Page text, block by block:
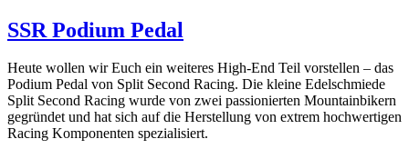
SSR Podium Pedal
Heute wollen wir Euch ein weiteres High-End Teil vorstellen – das
Podium Pedal von Split Second Racing. Die kleine Edelschmiede
Split Second Racing wurde von zwei passionierten Mountainbikern
gegründet und hat sich auf die Herstellung von extrem hochwertigen
Racing Komponenten spezialisiert.